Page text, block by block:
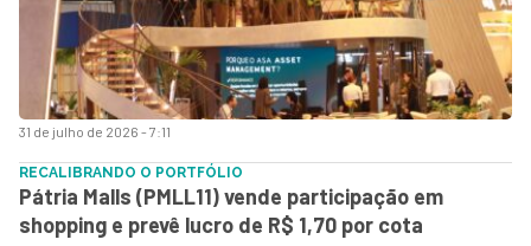
31 de julho de 2026 - 7:11
RECALIBRANDO O PORTFÓLIO
Pátria Malls (PMLL11) vende participação em
shopping e prevê lucro de R$ 1,70 por cota